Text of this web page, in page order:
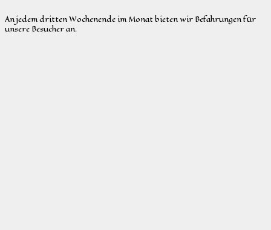
An jedem dritten Wochenende im Monat bieten wir Befahrungen für
unsere Besucher an.